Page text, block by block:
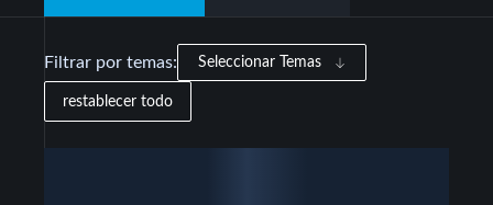
Filtrar por temas: Seleccionar Temas
restablecer todo